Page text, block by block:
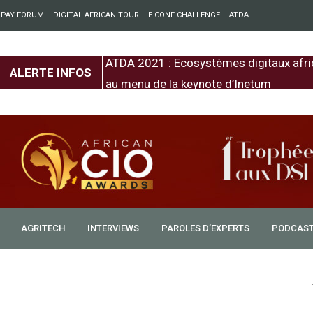
FORUM DIGITAL AFRICAN TOUR E.CONF CHALLENGE ATDA
ALERTE INFOS
l’Europe et
ATDA 2021 : Ecosystèmes digitaux
au menu de la keynote d’Inetum
AGRITECH INTERVIEWS PAROLES D’EXPERTS